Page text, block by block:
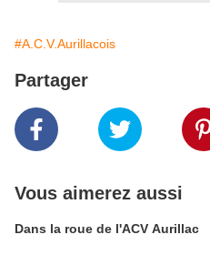
#A.C.V.Aurillacois
Partager
Vous aimerez aussi
Dans la roue de l'ACV Aurillac